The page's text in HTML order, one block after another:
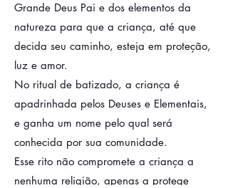
Grande Deus Pai e dos elementos da
natureza para que a criança, até que
decida seu caminho, esteja em proteção,
luz e amor.
No ritual de batizado, a criança é
apadrinhada pelos Deuses e Elementais,
e ganha um nome pelo qual será
conhecida por sua comunidade.
Esse rito não compromete a criança a
nenhuma religião, apenas a protege